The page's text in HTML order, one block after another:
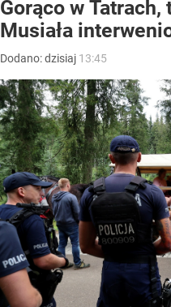
Gorąco w
Musiała
Dodano:dzisiaj 13:45